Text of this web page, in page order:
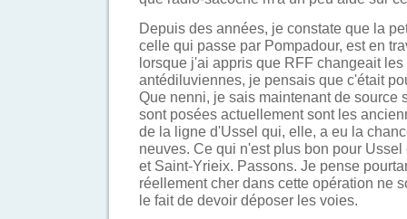
Depuis des années, je constate que la
celle qui passe par Pompadour, est en
lorsque j'ai appris que RFF changeait les
antédiluviennes, je pensais que c'était
Que nenni, je sais maintenant de source
sont posées actuellement sont les
de la ligne d'Ussel qui, elle, a eu la
neuves. Ce qui n'est plus bon pour
et Saint-Yrieix. Passons. Je pense
réellement cher dans cette opération ne
le fait de devoir déposer les voies.